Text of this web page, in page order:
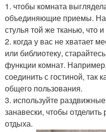
1. чтобы комната
объединяющие приемы.
стулья той же тканью, что
2. когда у вас не хватает
или библиотеку,
функции комнат.
соединить с гостиной, так
общего пользования.
3. используйте
занавески, чтобы
отдыха.